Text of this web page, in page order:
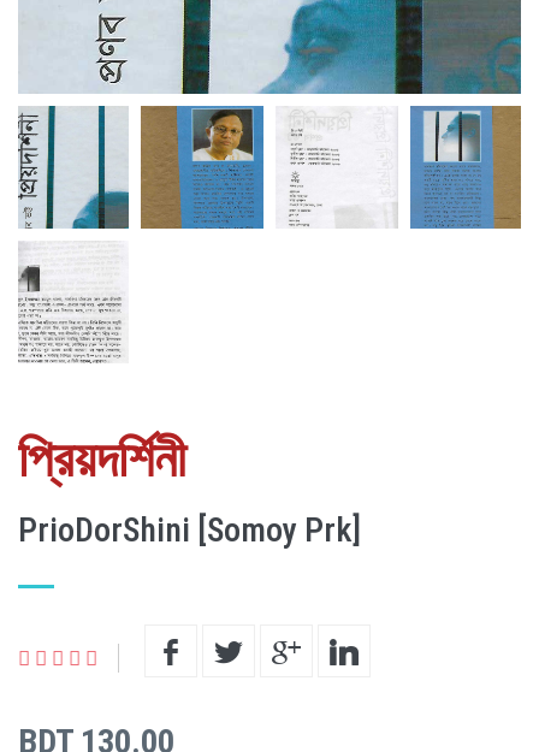
প্রিয়দর্শিনী
PrioDorShini [Somoy Prk]
BDT 130.00